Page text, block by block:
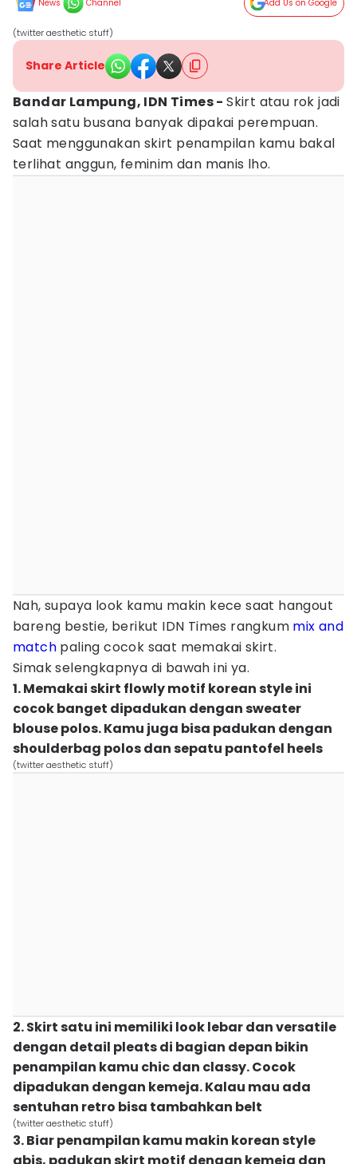
News Channel Add Us on Google
(twitter aesthetic stuff)
Share Article
Bandar Lampung, IDN Times -Skirt atau rok jadi
salah satu busana banyak dipakai perempuan.
Saat menggunakan skirt penampilan kamu bakal
terlihat anggun, feminim dan manis lho.
Nah, supaya look kamu makin kece saat hangout
bareng bestie, berikut IDN Times rangkum mix and
match paling cocok saat memakai skirt.
Simak selengkapnya di bawah ini ya.
1. Memakai skirt flowly motif korean style ini
cocok banget dipadukan dengan sweater
blouse polos. Kamu juga bisa padukan dengan
shoulderbag polos dan sepatu pantofel heels
(twitter aesthetic stuff)
2. Skirt satu ini memiliki look lebar dan versatile
dengan detail pleats di bagian depan bikin
penampilan kamu chic dan classy. Cocok
dipadukan dengan kemeja. Kalau mau ada
sentuhan retro bisa tambahkan belt
(twitter aesthetic stuff)
3. Biar penampilan kamu makin korean style